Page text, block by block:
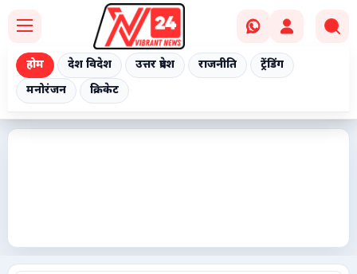
होम देश विदेश उत्तर प्रदेश राजनीति
ट्रेंडिंग
मनोरंजन
क्रिकेट
ट्रेंडिंग